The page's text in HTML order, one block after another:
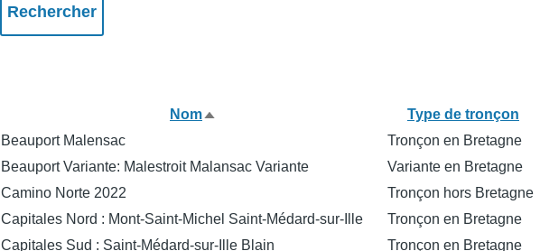
Nom Trier
ordre
Type de tronçon
Beauport Malensac
Tronçon en Bretagne
Beauport Variante: Malestroit Malansac Variante
Variante en Bretagne
Camino Norte 2022
Tronçon hors Bretagne
Capitales Nord : Mont-Saint-Michel Saint-Médard-sur-Ille
Tronçon en Bretagne
Capitales Sud : Saint-Médard-sur-Ille Blain
Tronçon en Bretagne